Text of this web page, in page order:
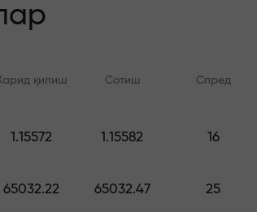
жекпоти
қилиш Сотиш Спред
1.15572 1.15582 16
65032.22 65032.47 25
Онлайн курслар
курслар ва вебинарлар